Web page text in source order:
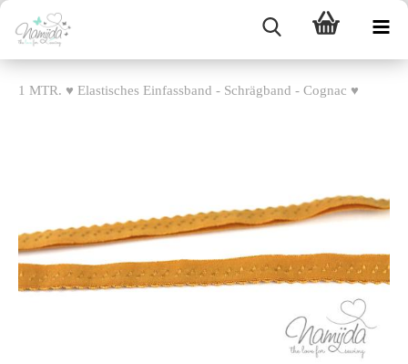
1 MTR. ♥ Elastisches Einfassband - Schrägband - Cognac ♥